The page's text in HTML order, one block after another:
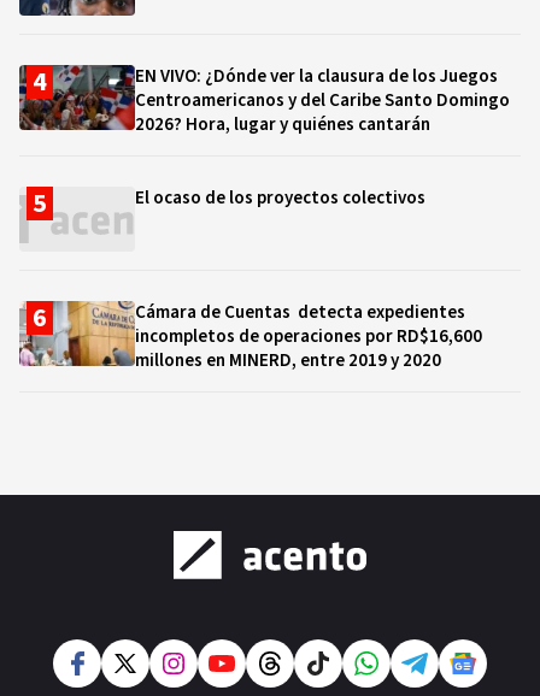
EN VIVO: ¿Dónde ver la clausura de los Juegos
Centroamericanos y del Caribe Santo Domingo
2026? Hora, lugar y quiénes cantarán
El ocaso de los proyectos colectivos
Cámara de Cuentas detecta expedientes
incompletos de operaciones por RD$16,600
millones en MINERD, entre 2019 y 2020